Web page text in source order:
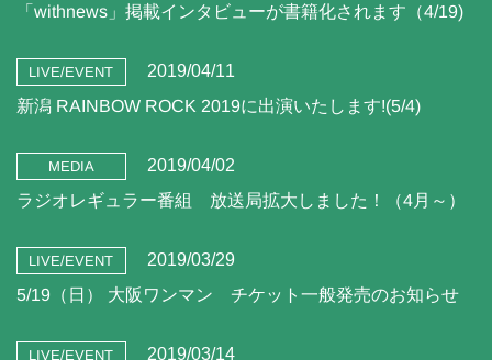
「withnews」掲載インタビューが書籍化されます（4/19)
LIVE/EVENT 2019/04/11
新潟 RAINBOW ROCK 2019に出演いたします!(5/4)
MEDIA 2019/04/02
ラジオレギュラー番組 放送局拡大しました！（4月～）
LIVE/EVENT 2019/03/29
5/19（日） 大阪ワンマン チケット一般発売のお知らせ
LIVE/EVENT 2019/03/14